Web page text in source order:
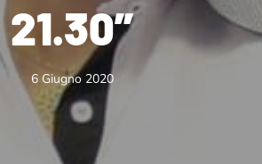
21.30”
6 Giugno 2020